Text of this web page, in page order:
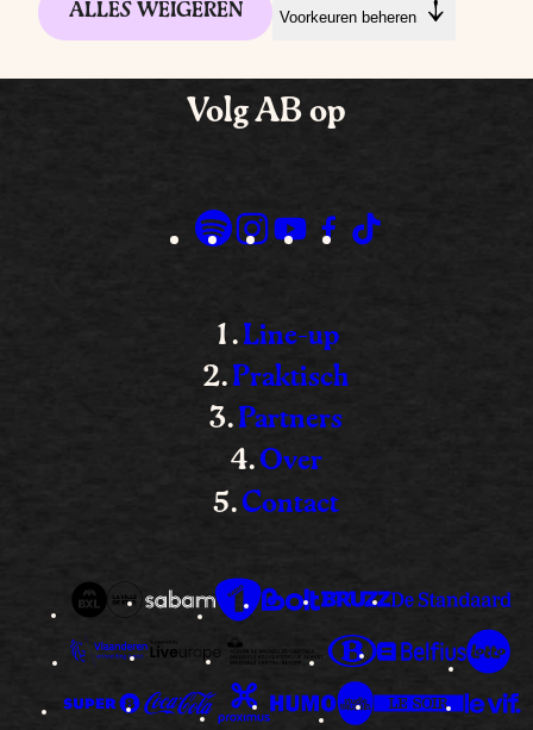
ALLES WEIGEREN Voorkeuren beheren
Volg AB op
Line-up
Praktisch
Partners
Over
Contact